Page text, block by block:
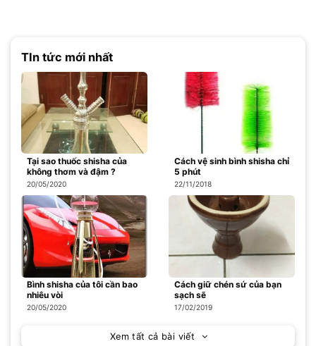
TIn tức mới nhất
Tại sao thuốc shisha của
không thơm và đậm ?
20/05/2020
Cách vệ sinh bình shisha chỉ
5 phút
22/11/2018
Bình shisha của tôi cần bao
nhiêu vòi
20/05/2020
Cách giữ chén sứ của bạn
sạch sẽ
17/02/2019
Xem tất cả bài viết